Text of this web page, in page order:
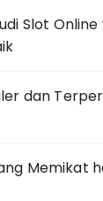
Slot
dan
Memikat